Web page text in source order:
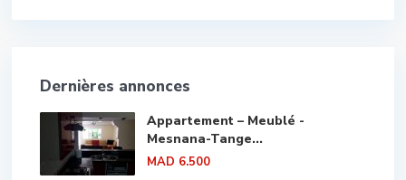
Dernières annonces
Appartement – Meublé -
Mesnana-Tange...
MAD 6.500